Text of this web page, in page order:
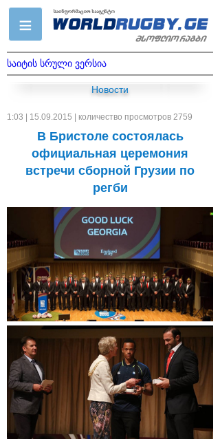
საიტის სრული ვერსია
Новости
1:03 | 15.09.2015 | количество просмотров 2759
В Бристоле состоялась
официальная церемония
встречи сборной Грузии по
регби